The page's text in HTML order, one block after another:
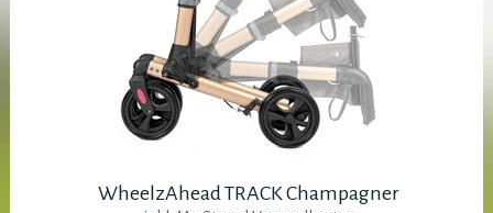
WheelzAhead TRACK Champagner